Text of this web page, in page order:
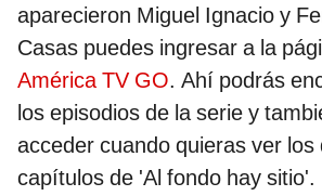
aparecieron Miguel Ignacio y
Casas puedes ingresar a la
América TV GO. Ahí podrás
los episodios de la serie y
acceder cuando quieras ver los
capítulos de 'Al fondo hay sitio'.